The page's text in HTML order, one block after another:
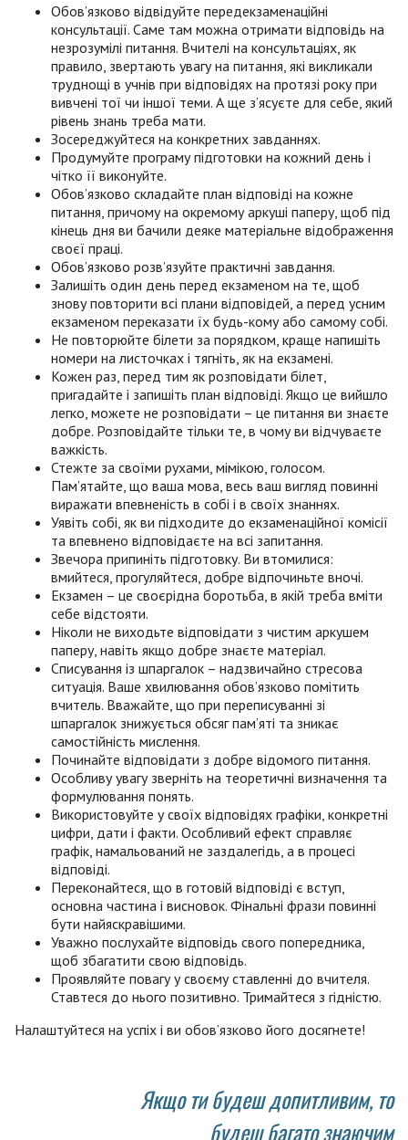
Обов’язково відвідуйте передекзаменаційні
консультації. Саме там можна отримати відповідь на
незрозумілі питання. Вчителі на консультаціях, як
правило, звертають увагу на питання, які викликали
труднощі в учнів при відповідях на протязі року при
вивчені тої чи іншої теми. А ще з’ясуєте для себе, який
рівень знань треба мати.
Зосереджуйтеся на конкретних завданнях.
Продумуйте програму підготовки на кожний день і
чітко її виконуйте.
Обов’язково складайте план відповіді на кожне
питання, причому на окремому аркуші паперу, щоб під
кінець дня ви бачили деяке матеріальне відображення
своєї праці.
Обов’язково розв’язуйте практичні завдання.
Залишіть один день перед екзаменом на те, щоб
знову повторити всі плани відповідей, а перед усним
екзаменом переказати їх будь-кому або самому собі.
Не повторюйте білети за порядком, краще напишіть
номери на листочках і тягніть, як на екзамені.
Кожен раз, перед тим як розповідати білет,
пригадайте і запишіть план відповіді. Якщо це вийшло
легко, можете не розповідати – це питання ви знаєте
добре. Розповідайте тільки те, в чому ви відчуваєте
важкість.
Стежте за своїми рухами, мімікою, голосом.
Пам’ятайте, що ваша мова, весь ваш вигляд повинні
виражати впевненість в собі і в своїх знаннях.
Уявіть собі, як ви підходите до екзаменаційної комісії
та впевнено відповідаєте на всі запитання.
Звечора припиніть підготовку. Ви втомилися:
вмийтеся, прогуляйтеся, добре відпочиньте вночі.
Екзамен – це своєрідна боротьба, в якій треба вміти
себе відстояти.
Ніколи не виходьте відповідати з чистим аркушем
паперу, навіть якщо добре знаєте матеріал.
Списування із шпаргалок – надзвичайно стресова
ситуація. Ваше хвилювання обов’язково помітить
вчитель. Вважайте, що при переписуванні зі
шпаргалок знижується обсяг пам’яті та зникає
самостійність мислення.
Починайте відповідати з добре відомого питання.
Особливу увагу зверніть на теоретичні визначення та
формулювання понять.
Використовуйте у своїх відповідях графіки, конкретні
цифри, дати і факти. Особливий ефект справляє
графік, намальований не заздалегідь, а в процесі
відповіді.
Переконайтеся, що в готовій відповіді є вступ,
основна частина і висновок. Фінальні фрази повинні
бути найяскравішими.
Уважно послухайте відповідь свого попередника,
щоб збагатити свою відповідь.
Проявляйте повагу у своєму ставленні до вчителя.
Ставтеся до нього позитивно. Тримайтеся з гідністю.
Налаштуйтеся на успіх і ви обов’язково його досягнете!
Якщо ти будеш допитливим, то
будеш багато знаючим